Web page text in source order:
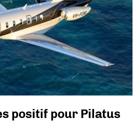
positif pour Pilatus